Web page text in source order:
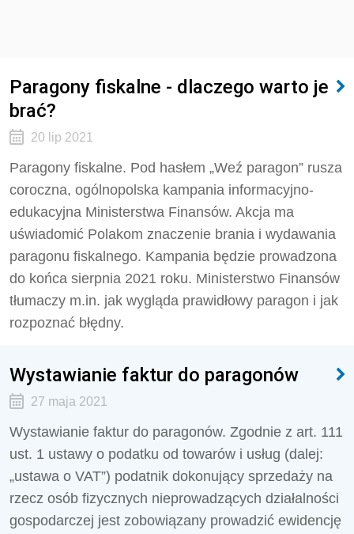
Paragony fiskalne - dlaczego warto je
brać?
20 lip 2021
Paragony fiskalne. Pod hasłem „Weź paragon” rusza
coroczna, ogólnopolska kampania informacyjno-
edukacyjna Ministerstwa Finansów. Akcja ma
uświadomić Polakom znaczenie brania i wydawania
paragonu fiskalnego. Kampania będzie prowadzona
do końca sierpnia 2021 roku. Ministerstwo Finansów
tłumaczy m.in. jak wygląda prawidłowy paragon i jak
rozpoznać błędny.
Wystawianie faktur do paragonów
27 maja 2021
Wystawianie faktur do paragonów. Zgodnie z art. 111
ust. 1 ustawy o podatku od towarów i usług (dalej:
„ustawa o VAT”) podatnik dokonujący sprzedaży na
rzecz osób fizycznych nieprowadzących działalności
gospodarczej jest zobowiązany prowadzić ewidencję